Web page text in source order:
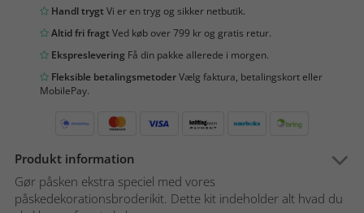
Handl trygtVi er en tryg og sikker netbutik.
Altid fri fragtVed køb over 799 kr og gratis retur.
Ekspreslevering Få din pakke allerede i morgen.
Fleksible betalingsmetoderVælg faktura, betalingskort eller
MobilePay.
Produkt information
Gør påsken ekstra speciel med vores
påskedekorationsbroderikit. Dette kit indeholder alt hvad du